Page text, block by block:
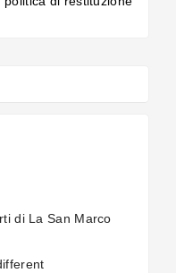
di La San Marco